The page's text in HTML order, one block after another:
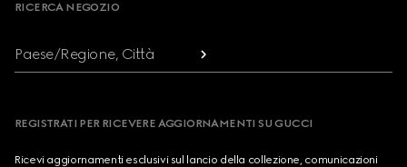
RICERCA NEGOZIO
Paese/Regione, Città
REGISTRATI PER RICEVERE AGGIORNAMENTI SU GUCCI
Ricevi aggiornamenti esclusivi sul lancio della collezione, comunicazioni